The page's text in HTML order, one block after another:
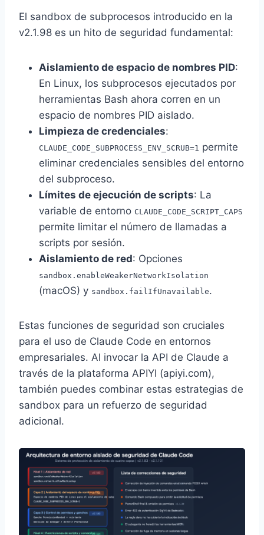
El sandbox de subprocesos introducido en la
v2.1.98 es un hito de seguridad fundamental:
Aislamiento de espacio de nombres PID:
En Linux, los subprocesos ejecutados por
herramientas Bash ahora corren en un
espacio de nombres PID aislado.
Limpieza de credenciales:
CLAUDE_CODE_SUBPROCESS_ENV_SCRUB=1 permite
eliminar credenciales sensibles del entorno
del subproceso.
Límites de ejecución de scripts: La
variable de entorno CLAUDE_CODE_SCRIPT_CAPS
permite limitar el número de llamadas a
scripts por sesión.
Aislamiento de red: Opciones
sandbox.enableWeakerNetworkIsolation
(macOS) y sandbox.failIfUnavailable.
Estas funciones de seguridad son cruciales
para el uso de Claude Code en entornos
empresariales. Al invocar la API de Claude a
través de la plataforma APIYI (apiyi.com),
también puedes combinar estas estrategias de
sandbox para un refuerzo de seguridad
adicional.